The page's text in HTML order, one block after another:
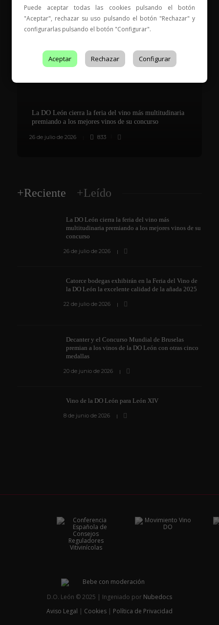
Es Tendencia
La DO León cierra la feria del vino más multitudinaria
premiando a los mejores vinos de su concurso
26 de julio de 2026 833
+Reciente +Leído
La DO León cierra la feria del vino más
multitudinaria premiando a los mejores vinos de su
concurso
26 de julio de 2026
Catorce bodegas exhibirán en la Feria del Vino de
la DO León la excelente calidad de la añada 2025
22 de julio de 2026
Decanter y el Concurso Mundial de Bruselas
premian a los vinos de la DO León con otras cinco
medallas
20 de junio de 2026
Vino de la DO León para León XIV
8 de junio de 2026
D.O. León © 2025 | Ingeniado por Nubedocs
Aviso Legal | Cookies | Política de Privacidad
Puede aceptar todas las cookies pulsando el botón
"Aceptar", rechazar su uso pulsando el botón "Rechazar" y
configurarlas pulsando el botón "Configurar".
Aceptar Rechazar Configurar